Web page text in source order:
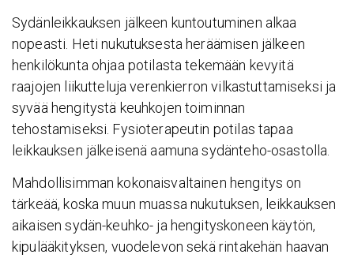
Sydänleikkauksen jälkeen kuntoutuminen alkaa
nopeasti. Heti nukutuksesta heräämisen jälkeen
henkilökunta ohjaa potilasta tekemään kevyitä
raajojen liikutteluja verenkierron vilkastuttamiseksi ja
syvää hengitystä keuhkojen toiminnan
tehostamiseksi. Fysioterapeutin potilas tapaa
leikkauksen jälkeisenä aamuna sydänteho-osastolla.
Mahdollisimman kokonaisvaltainen hengitys on
tärkeää, koska muun muassa nukutuksen, leikkauksen
aikaisen sydän-keuhko- ja hengityskoneen käytön,
kipulääkityksen, vuodelevon sekä rintakehän haavan